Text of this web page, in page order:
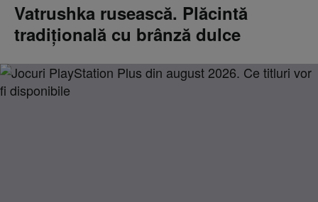
Vatrushka rusească. Plăcintă
tradițională cu brânză dulce